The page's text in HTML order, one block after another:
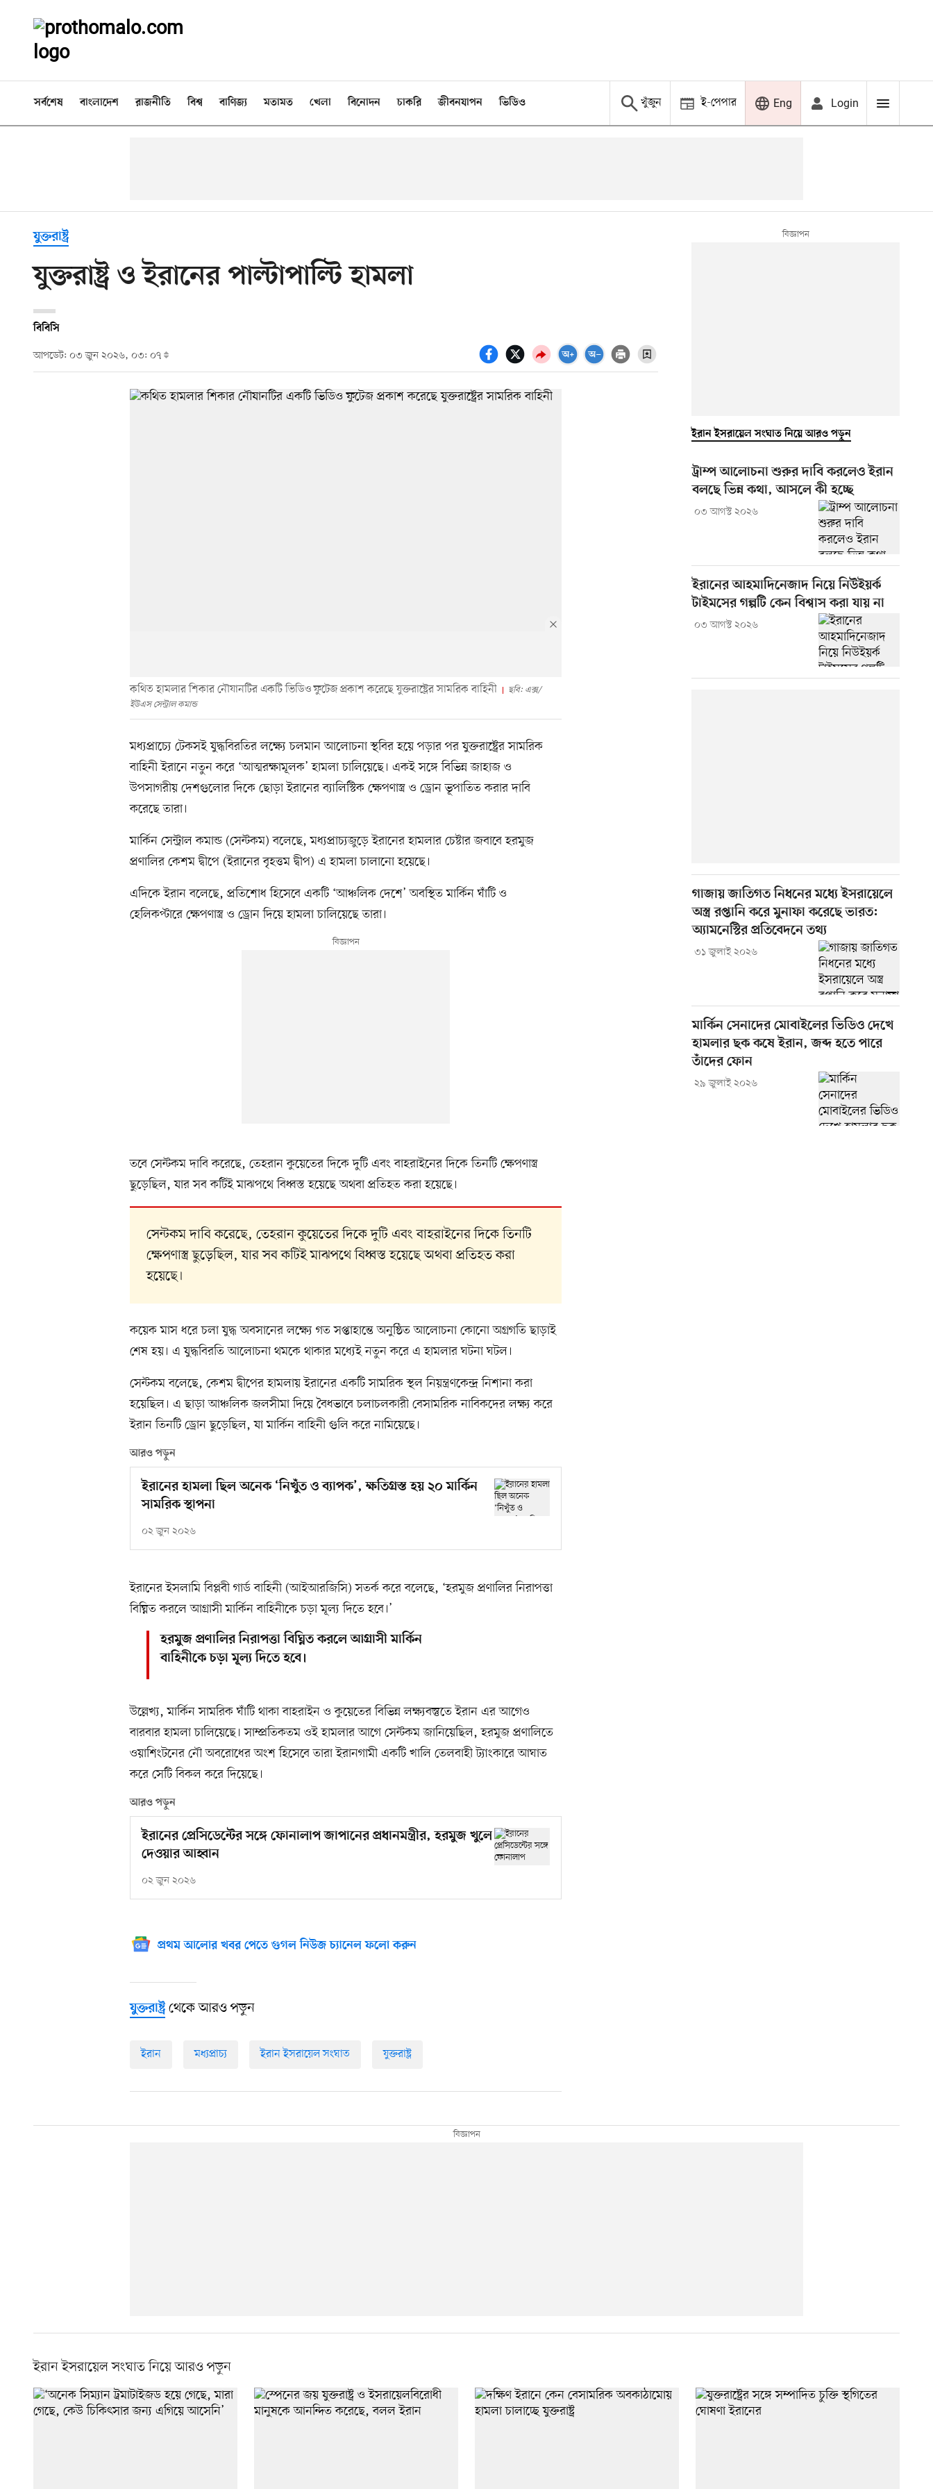
সর্বশেষ বাংলাদেশ রাজনীতি বিশ্ব বাণিজ্য মতামত খেলা বিনোদন চাকরি জীবনযাপন ভিডিও খুঁজুন ই-পেপার Eng Login
যুক্তরাষ্ট্র
যুক্তরাষ্ট্র ও ইরানের পাল্টাপাল্টি হামলা
বিবিসি
আপডেট: ০৩ জুন ২০২৬, ০৩: ০৭
কথিত হামলার শিকার নৌযানটির একটি ভিডিও ফুটেজ প্রকাশ করেছে যুক্তরাষ্ট্রের সামরিক বাহিনী
ছবি: এক্স/
ইউএস সেন্ট্রাল কমান্ড
মধ্যপ্রাচ্যে টেকসই যুদ্ধবিরতির লক্ষ্যে চলমান আলোচনা স্থবির হয়ে পড়ার পর যুক্তরাষ্ট্রের সামরিক
বাহিনী ইরানে নতুন করে ‘আত্মরক্ষামূলক’ হামলা চালিয়েছে। একই সঙ্গে বিভিন্ন জাহাজ ও
উপসাগরীয় দেশগুলোর দিকে ছোড়া ইরানের ব্যালিস্টিক ক্ষেপণাস্ত্র ও ড্রোন ভূপাতিত করার দাবি
করেছে তারা।
মার্কিন সেন্ট্রাল কমান্ড (সেন্টকম) বলেছে, মধ্যপ্রাচ্যজুড়ে ইরানের হামলার চেষ্টার জবাবে হরমুজ
প্রণালির কেশম দ্বীপে (ইরানের বৃহত্তম দ্বীপ) এ হামলা চালানো হয়েছে।
এদিকে ইরান বলেছে, প্রতিশোধ হিসেবে একটি ‘আঞ্চলিক দেশে’ অবস্থিত মার্কিন ঘাঁটি ও
হেলিকপ্টারে ক্ষেপণাস্ত্র ও ড্রোন দিয়ে হামলা চালিয়েছে তারা।
তবে সেন্টকম দাবি করেছে, তেহরান কুয়েতের দিকে দুটি এবং বাহরাইনের দিকে তিনটি ক্ষেপণাস্ত্র
ছুড়েছিল, যার সব কটিই মাঝপথে বিধ্বস্ত হয়েছে অথবা প্রতিহত করা হয়েছে।
সেন্টকম দাবি করেছে, তেহরান কুয়েতের দিকে দুটি এবং বাহরাইনের দিকে তিনটি
ক্ষেপণাস্ত্র ছুড়েছিল, যার সব কটিই মাঝপথে বিধ্বস্ত হয়েছে অথবা প্রতিহত করা
হয়েছে।
কয়েক মাস ধরে চলা যুদ্ধ অবসানের লক্ষ্যে গত সপ্তাহান্তে অনুষ্ঠিত আলোচনা কোনো অগ্রগতি ছাড়াই
শেষ হয়। এ যুদ্ধবিরতি আলোচনা থমকে থাকার মধ্যেই নতুন করে এ হামলার ঘটনা ঘটল।
সেন্টকম বলেছে, কেশম দ্বীপের হামলায় ইরানের একটি সামরিক স্থল নিয়ন্ত্রণকেন্দ্র নিশানা করা
হয়েছিল। এ ছাড়া আঞ্চলিক জলসীমা দিয়ে বৈধভাবে চলাচলকারী বেসামরিক নাবিকদের লক্ষ্য করে
ইরান তিনটি ড্রোন ছুড়েছিল, যা মার্কিন বাহিনী গুলি করে নামিয়েছে।
আরও পড়ুন
ইরানের হামলা ছিল অনেক ‘নিখুঁত ও ব্যাপক’, ক্ষতিগ্রস্ত হয় ২০ মার্কিন
সামরিক স্থাপনা
০২ জুন ২০২৬
ইরানের ইসলামি বিপ্লবী গার্ড বাহিনী (আইআরজিসি) সতর্ক করে বলেছে, ‘হরমুজ প্রণালির নিরাপত্তা
বিঘ্নিত করলে আগ্রাসী মার্কিন বাহিনীকে চড়া মূল্য দিতে হবে।’
হরমুজ প্রণালির নিরাপত্তা বিঘ্নিত করলে আগ্রাসী মার্কিন
বাহিনীকে চড়া মূল্য দিতে হবে।
উল্লেখ্য, মার্কিন সামরিক ঘাঁটি থাকা বাহরাইন ও কুয়েতের বিভিন্ন লক্ষ্যবস্তুতে ইরান এর আগেও
বারবার হামলা চালিয়েছে। সাম্প্রতিকতম ওই হামলার আগে সেন্টকম জানিয়েছিল, হরমুজ প্রণালিতে
ওয়াশিংটনের নৌ অবরোধের অংশ হিসেবে তারা ইরানগামী একটি খালি তেলবাহী ট্যাংকারে আঘাত
করে সেটি বিকল করে দিয়েছে।
আরও পড়ুন
ইরানের প্রেসিডেন্টের সঙ্গে ফোনালাপ জাপানের প্রধানমন্ত্রীর, হরমুজ খুলে
দেওয়ার আহ্বান
০২ জুন ২০২৬
প্রথম আলোর খবর পেতে গুগল নিউজ চ্যানেল ফলো করুন
যুক্তরাষ্ট্রথেকে আরও পড়ুন
ইরান মধ্যপ্রাচ্য ইরান ইসরায়েল সংঘাত যুক্তরাষ্ট্র
ইরান ইসরায়েল সংঘাত নিয়ে আরও পড়ুন
ট্রাম্প আলোচনা শুরুর দাবি করলেও ইরান
বলছে ভিন্ন কথা, আসলে কী হচ্ছে
০৩ আগস্ট ২০২৬
ইরানের আহমাদিনেজাদ নিয়ে নিউইয়র্ক
টাইমসের গল্পটি কেন বিশ্বাস করা যায় না
০৩ আগস্ট ২০২৬
গাজায় জাতিগত নিধনের মধ্যে ইসরায়েলে
অস্ত্র রপ্তানি করে মুনাফা করেছে ভারত:
অ্যামনেস্টির প্রতিবেদনে তথ্য
৩১ জুলাই ২০২৬
মার্কিন সেনাদের মোবাইলের ভিডিও দেখে
হামলার ছক কষে ইরান, জব্দ হতে পারে
তাঁদের ফোন
২৯ জুলাই ২০২৬
ইরান ইসরায়েল সংঘাত নিয়ে আরও পড়ুন